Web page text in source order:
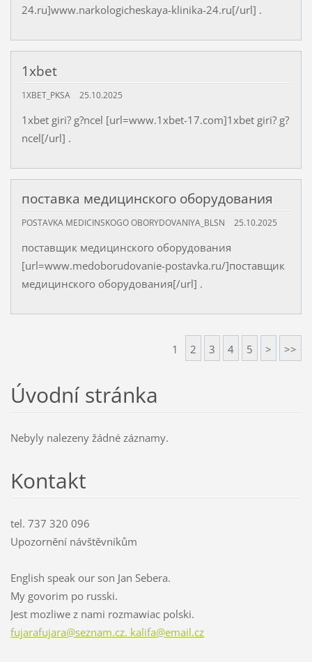
24.ru]www.narkologicheskaya-klinika-24.ru[/url] .
1xbet
1XBET_PKSA 25.10.2025
1xbet giri? g?ncel [url=www.1xbet-17.com]1xbet giri? g?
ncel[/url] .
поставка медицинского оборудования
POSTAVKA MEDICINSKOGO OBORYDOVANIYA_BLSN 25.10.2025
поставщик медицинского оборудования
[url=www.medoborudovanie-postavka.ru/]поставщик
медицинского оборудования[/url] .
1 2 3 4 5 > >>
Úvodní stránka
Nebyly nalezeny žádné záznamy.
Kontakt
tel. 737 320 096
Upozornění návštěvníkům
English speak our son Jan Sebera.
My govorim po russki.
Jest mozliwe z nami rozmawiac polski.
fujarafujara@seznam.cz. kalifa@email.cz